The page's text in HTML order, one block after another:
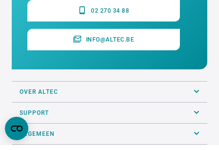
02 270 34 88
INFO@ALTEC.BE
OVER ALTEC
SUPPORT
ALGEMEEN